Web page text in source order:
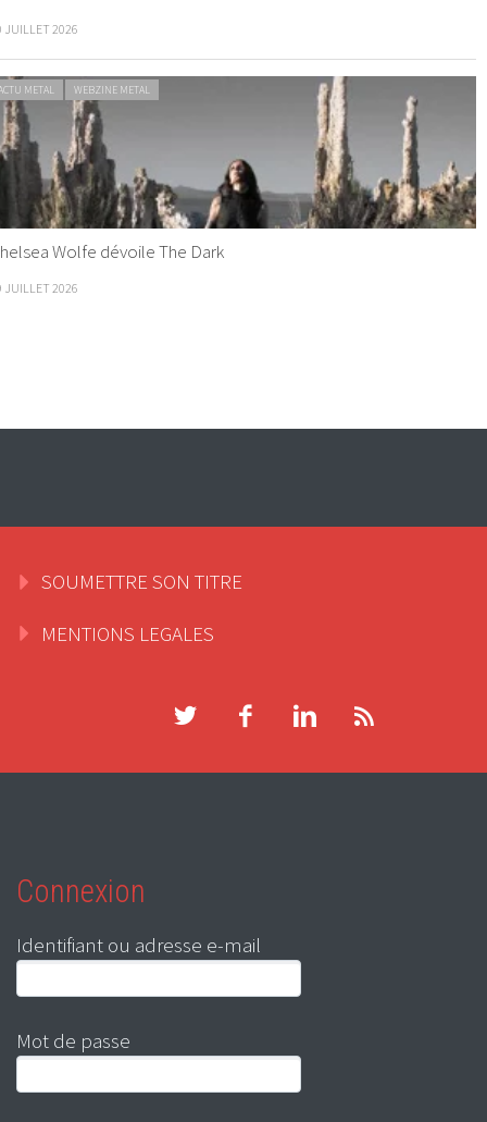
JUILLET 2026
METAL WEBZINE METAL
Wolfe dévoile The Dark
JUILLET 2026
SOUMETTRE SON TITRE
MENTIONS LEGALES
Connexion
Identifiant ou adresse e-mail
Mot de passe